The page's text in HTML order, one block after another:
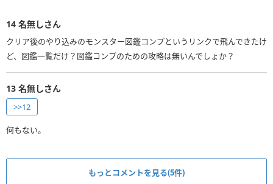
14 名無しさん
クリア後のやり込みのモンスター図鑑コンプというリンクで飛んできたけ
ど、図鑑一覧だけ？図鑑コンプのための攻略は無いんでしょか？
13 名無しさん
>>12
もっとコメントを見る(5件)